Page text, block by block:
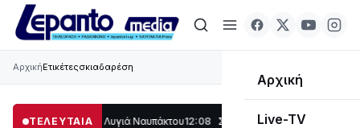
Αρχική
Live-TV
ΑρχικήΕτικέτεςσκιαδαρέση
ΤΕΛΕΥΤΑΙΑ
στο Λυγιά Ναυπάκτου12:08 Σε τροχιά υλοποίησης η Παράκαμψη του